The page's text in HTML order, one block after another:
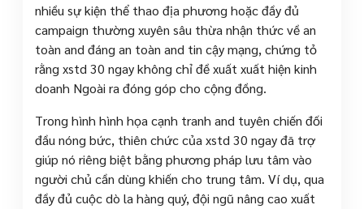
nhiều sự kiện thể thao địa phương hoặc đầy đủ
campaign thường xuyên sâu thừa nhận thức về an
toàn and đáng an toàn and tin cậy mạng, chứng tỏ
rằng xstd 30 ngay không chỉ đề xuất xuất hiện kinh
doanh Ngoài ra đóng góp cho cộng đồng.
Trong hình hình họa cạnh tranh and tuyên chiến đối
đầu nóng bức, thiên chức của xstd 30 ngay đã trợ
giúp nó riêng biệt bằng phương pháp lưu tâm vào
người chủ cần dùng khiến cho trung tâm. Ví dụ, qua
đầy đủ cuộc dò la hàng quý, đội ngũ nâng cao xuất